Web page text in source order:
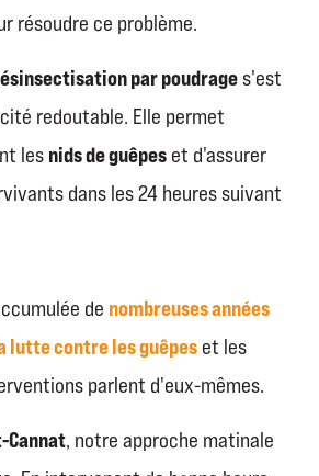
résoudre ce problème.
par poudrages'est
redoutable. Elle permet
les nids de guêpes et d'assurer
dans les 24 heures suivant
de nombreuses années
lutte contre les guêpes et les
parlent d'eux-mêmes.
Cannat, notre approche matinale